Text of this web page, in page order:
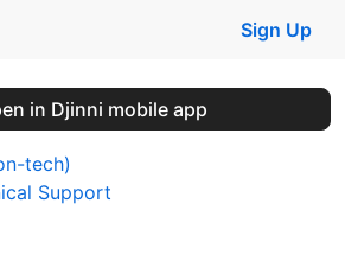
Sign Up
in Djinni mobile app
tech)
Support